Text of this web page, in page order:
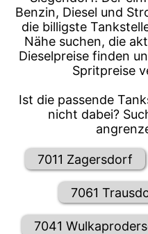
Benzin, Diesel und
die billigste
Nähe suchen, die
Dieselpreise finden
Spritpreise
Ist die passende
nicht dabei?
7011 Zagersdorf
7061
7041